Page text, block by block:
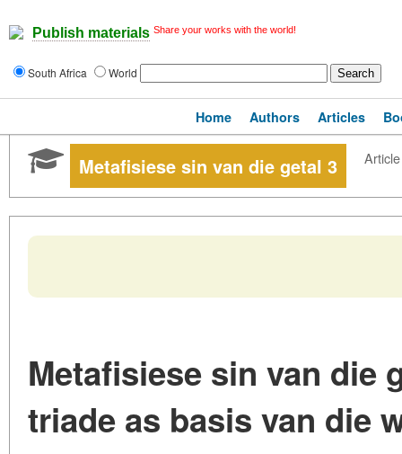
Publish materials Share your works with the world!
South Africa World
Home Authors Articles
Metafisiese sin van die getal 3
Metafisiese sin van die
triade as basis van die